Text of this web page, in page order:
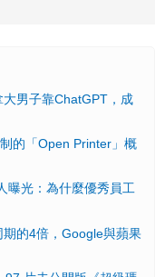
男子靠ChatGPT，成
的「Open Printer」概
曝光：為什麼優秀員工
的4倍，Google與蘋果